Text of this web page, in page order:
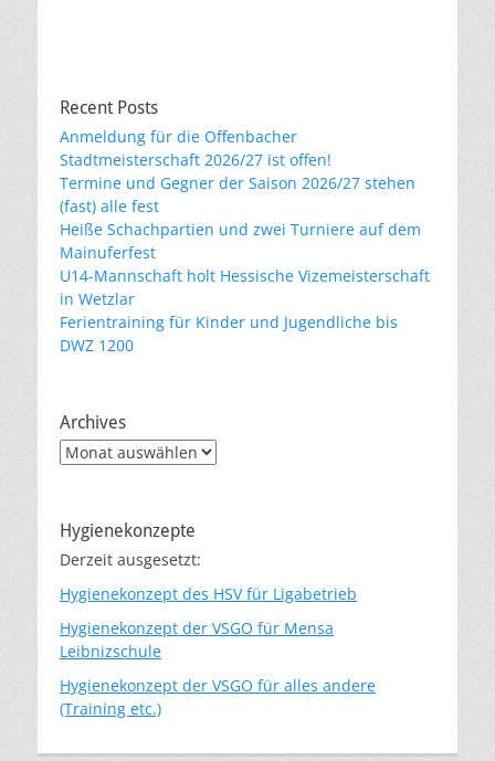
Recent Posts
Anmeldung für die Offenbacher
Stadtmeisterschaft 2026/27 ist offen!
Termine und Gegner der Saison 2026/27 stehen
(fast) alle fest
Heiße Schachpartien und zwei Turniere auf dem
Mainuferfest
U14-Mannschaft holt Hessische Vizemeisterschaft
in Wetzlar
Ferientraining für Kinder und Jugendliche bis
DWZ 1200
Archives
Archives
Hygienekonzepte
Derzeit ausgesetzt:
Hygienekonzept des HSV für Ligabetrieb
Hygienekonzept der VSGO für Mensa
Leibnizschule
Hygienekonzept der VSGO für alles andere
(Training etc.)